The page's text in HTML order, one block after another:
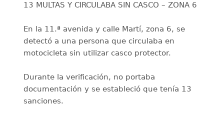
13 MULTAS Y CIRCULABA SIN CASCO – ZONA 6
En la 11.ª avenida y calle Martí, zona 6, se
detectó a una persona que circulaba en
motocicleta sin utilizar casco protector.
Durante la verificación, no portaba
documentación y se estableció que tenía 13
sanciones.